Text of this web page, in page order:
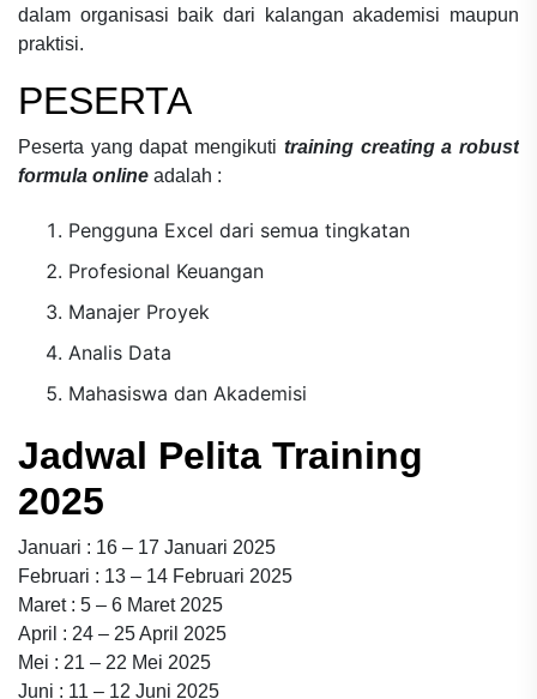
dalam organisasi baik dari kalangan akademisi maupun
praktisi.
PESERTA
Peserta yang dapat mengikuti training creating a robust
formula online adalah :
Pengguna Excel dari semua tingkatan
Profesional Keuangan
Manajer Proyek
Analis Data
Mahasiswa dan Akademisi
Jadwal Pelita Training
2025
Januari : 16 – 17 Januari 2025
Februari : 13 – 14 Februari 2025
Maret : 5 – 6 Maret 2025
April : 24 – 25 April 2025
Mei : 21 – 22 Mei 2025
Juni : 11 – 12 Juni 2025